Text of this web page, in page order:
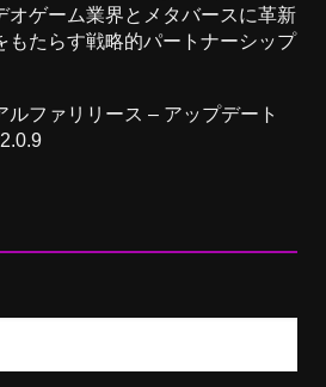
オゲーム業界とメタバースに革新
もたらす戦略的パートナーシップ
ルファリリース – アップデート